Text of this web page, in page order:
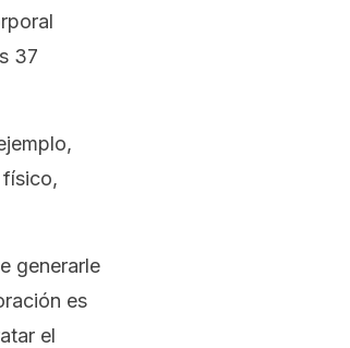
37
generarle
es
el